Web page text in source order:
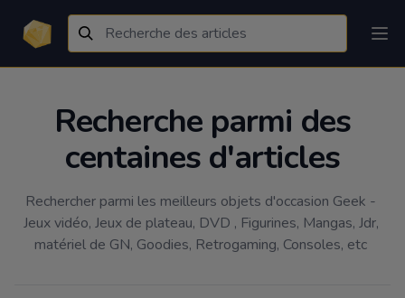
Recherche parmi des
centaines d'articles
Rechercher parmi les meilleurs objets d'occasion Geek -
Jeux vidéo, Jeux de plateau, DVD , Figurines, Mangas, Jdr,
matériel de GN, Goodies, Retrogaming, Consoles, etc